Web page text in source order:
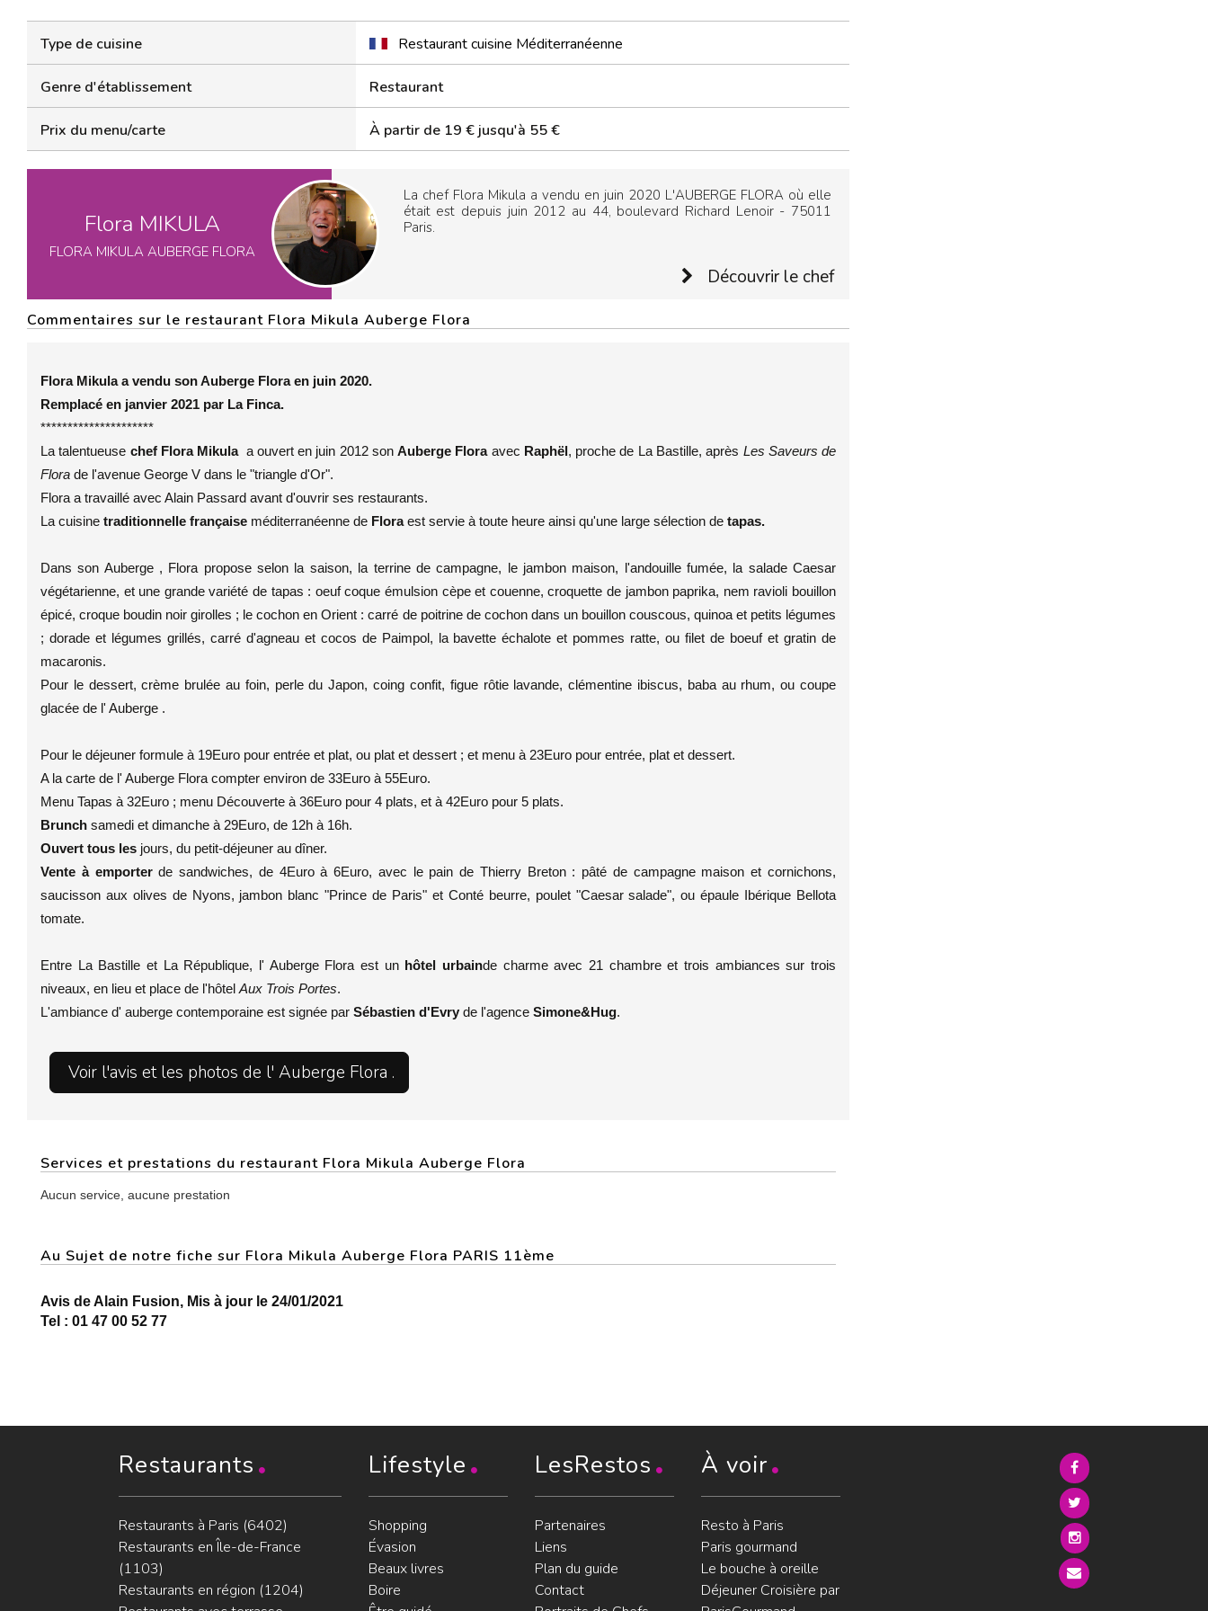
Type de cuisine Restaurant cuisine Méditerranéenne
Genre d'établissement Restaurant
Prix du menu/carte À partir de 19 € jusqu'à 55 €
Flora MIKULA
FLORA MIKULA AUBERGE FLORA
La chef Flora Mikula a vendu en juin 2020 L'AUBERGE FLORA où elle
était est depuis juin 2012 au 44, boulevard Richard Lenoir - 75011
Paris.
Découvrir le chef
Commentaires sur le restaurant Flora Mikula Auberge Flora
Flora Mikula a vendu son Auberge Flora en juin 2020.
Remplacé en janvier 2021 par La Finca.
*********************
La talentueuse chef Flora Mikula a ouvert en juin 2012 sonAuberge Flora avec Raphël, proche de La Bastille, après Les Saveurs de
Flora de l'avenue George V dans le "triangle d'Or".
Flora a travaillé avec Alain Passard avant d'ouvrir ses restaurants.
La cuisine traditionnelle française méditerranéenne de Floraest servie à toute heure ainsi qu'une large sélection de tapas.
Dans son Auberge , Flora propose selon la saison, la terrine de campagne, le jambon maison, l'andouille fumée, la salade Caesar
végétarienne, et une grande variété de tapas : oeuf coque émulsion cèpe et couenne, croquette de jambon paprika, nem ravioli bouillon
épicé, croque boudin noir girolles ; le cochon en Orient : carré de poitrine de cochon dans un bouillon couscous, quinoa et petits légumes
; dorade et légumes grillés, carré d'agneau et cocos de Paimpol, la bavette échalote et pommes ratte, ou filet de boeuf et gratin de
macaronis.
Pour le dessert, crème brulée au foin, perle du Japon, coing confit, figue rôtie lavande, clémentine ibiscus, baba au rhum, ou coupe
glacée de l' Auberge .
Pour le déjeuner formule à 19Euro pour entrée et plat, ou plat et dessert ; et menu à 23Euro pour entrée, plat et dessert.
A la carte de l' Auberge Flora compter environ de 33Euro à 55Euro.
Menu Tapas à 32Euro ; menu Découverte à 36Euro pour 4 plats, et à 42Euro pour 5 plats.
Brunch samedi et dimanche à 29Euro, de 12h à 16h.
Ouvert tous les jours, du petit-déjeuner au dîner.
Vente à emporterde sandwiches, de 4Euro à 6Euro, avec le pain de Thierry Breton : pâté de campagne maison et cornichons,
saucisson aux olives de Nyons, jambon blanc "Prince de Paris" et Conté beurre, poulet "Caesar salade", ou épaule Ibérique Bellota
tomate.
Entre La Bastille et La République, l' Auberge Flora est un hôtel urbainde charme avec 21 chambre et trois ambiances sur trois
niveaux, en lieu et place de l'hôtel Aux Trois Portes.
L'ambiance d' auberge contemporaine est signée par Sébastien d'Evry de l'agence Simone&Hug.
Voir l'avis et les photos de l' Auberge Flora .
Services et prestations du restaurant Flora Mikula Auberge Flora
Aucun service, aucune prestation
Au Sujet de notre fiche sur Flora Mikula Auberge Flora PARIS 11ème
Avis de Alain Fusion, Mis à jour le 24/01/2021
Tel : 01 47 00 52 77
Restaurants
Restaurants à Paris (6402)
Restaurants en Île-de-France
(1103)
Restaurants en région (1204)
Lifestyle
Shopping
Évasion
Beaux livres
Boire
LesRestos
Partenaires
Liens
Plan du guide
Contact
À voir
Resto à Paris
Paris gourmand
Le bouche à oreille
Déjeuner Croisière par